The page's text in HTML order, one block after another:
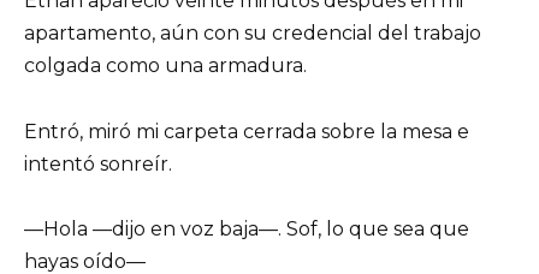
apartamento, aún con su credencial del trabajo
colgada como una armadura.
Entró, miró mi carpeta cerrada sobre la mesa e
intentó sonreír.
—Hola —dijo en voz baja—. Sof, lo que sea que
hayas oído—